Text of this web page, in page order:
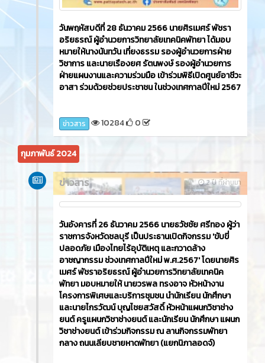
วันพฤหัสบดีที่ 28 ธันวาคม 2566 นายศิรเมศร์ พัชรา
อริยธรณ์ ผู้อำนวยการวิทยาลัยเทคนิคพัทยา ได้มอบ
หมายให้นางนันทวัน เที่ยงธรรม รองผู้อำนวยการฝ่าย
วิชาการ และนายเรืองยศ รัตนพงษ์ รองผู้อำนวยการ
ฝ่ายแผนงานและความร่วมมือ เข้าร่วมพิธีเปิดศูนย์อาชีวะ
อาสา ร่วมด้วยช่วยประชาชน ในช่วงเทศกาลปีใหม่ 2567
ข่าวสาร 10284 0
กุมภาพันธ์ 2024
2 ปี ที่ผ่านมา
ข่าวสาร
วันอังคารที่ 26 ธันวาคม 2566​ นายธวัชชัย ศรีทอง ผู้ว่า
ราชการจังหวัดชลบุรี เป็นประธานเปิดกิจกรรม 'ขับขี่
ปลอดภัย เมืองไทยไร้อุบัติเหตุ และกวาดล้าง
อาชญากรรม ช่วงเทศกาลปีใหม่ พ.ศ.2567' โดยนายศิร
เมศร์ พัชราอริยธรณ์ ผู้อำนวยการวิทยาลัยเทคนิค
พัทยา มอบหมายให้ นายวรพล ทรงอาจ หัวหน้างาน
โครงการพิเศษและบริการชุมชน นำนักเรียน นักศึกษา
และนายไกรวัฒน์ บุญไชยสวัสดิ์ หัวหน้าแผนกวิชาช่าง
ยนต์ ครูแผนกวิชาช่างยนต์ และนักเรียน นักศึกษา แผนก
วิชาช่างยนต์ เข้าร่วมกิจกรรม ณ ลานกิจกรรมพัทยา
กลาง ถนนเลียบชายหาดพัทยา (แยกนิภาลอดจ์)